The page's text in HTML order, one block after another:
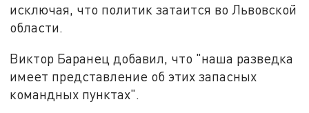
исключая, что политик затаится во Львовской
области.
Виктор Баранец добавил, что "наша разведка
имеет представление об этих запасных
командных пунктах".